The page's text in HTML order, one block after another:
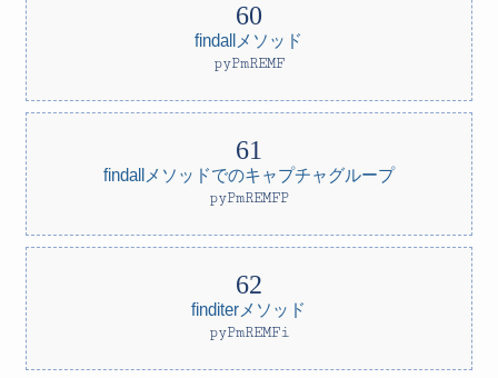
findallメソッド
pyPmREMF
findallメソッドでのキャプチャグループ
pyPmREMFP
finditerメソッド
pyPmREMFi